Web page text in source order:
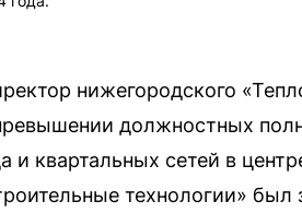
нижегородского
должностных
и квартальных сетей в
технологии» был